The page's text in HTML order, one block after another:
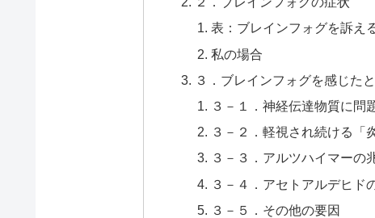
表：ブレインフォグを訴え
私の場合
３．ブレインフォグを感じた
３－１．神経伝達物質に問
３－２．軽視され続ける「
３－３．アルツハイマーの
３－４．アセトアルデヒド
３－５．その他の要因